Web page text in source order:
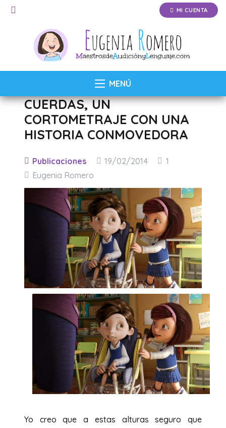
MI CUENTA
MENÚ
CUERDAS, UN
CORTOMETRAJE CON UNA
HISTORIA CONMOVEDORA
Publicaciones 19/02/2014 1
Eugenia Romero
Yo creo que a estas alturas seguro que